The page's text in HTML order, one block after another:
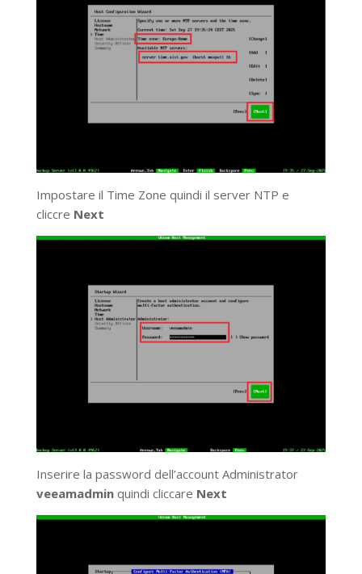
Impostare il Time Zone quindi il server NTP e
cliccre Next
Inserire la password dell’account Administrator
veeamadminquindi cliccare Next